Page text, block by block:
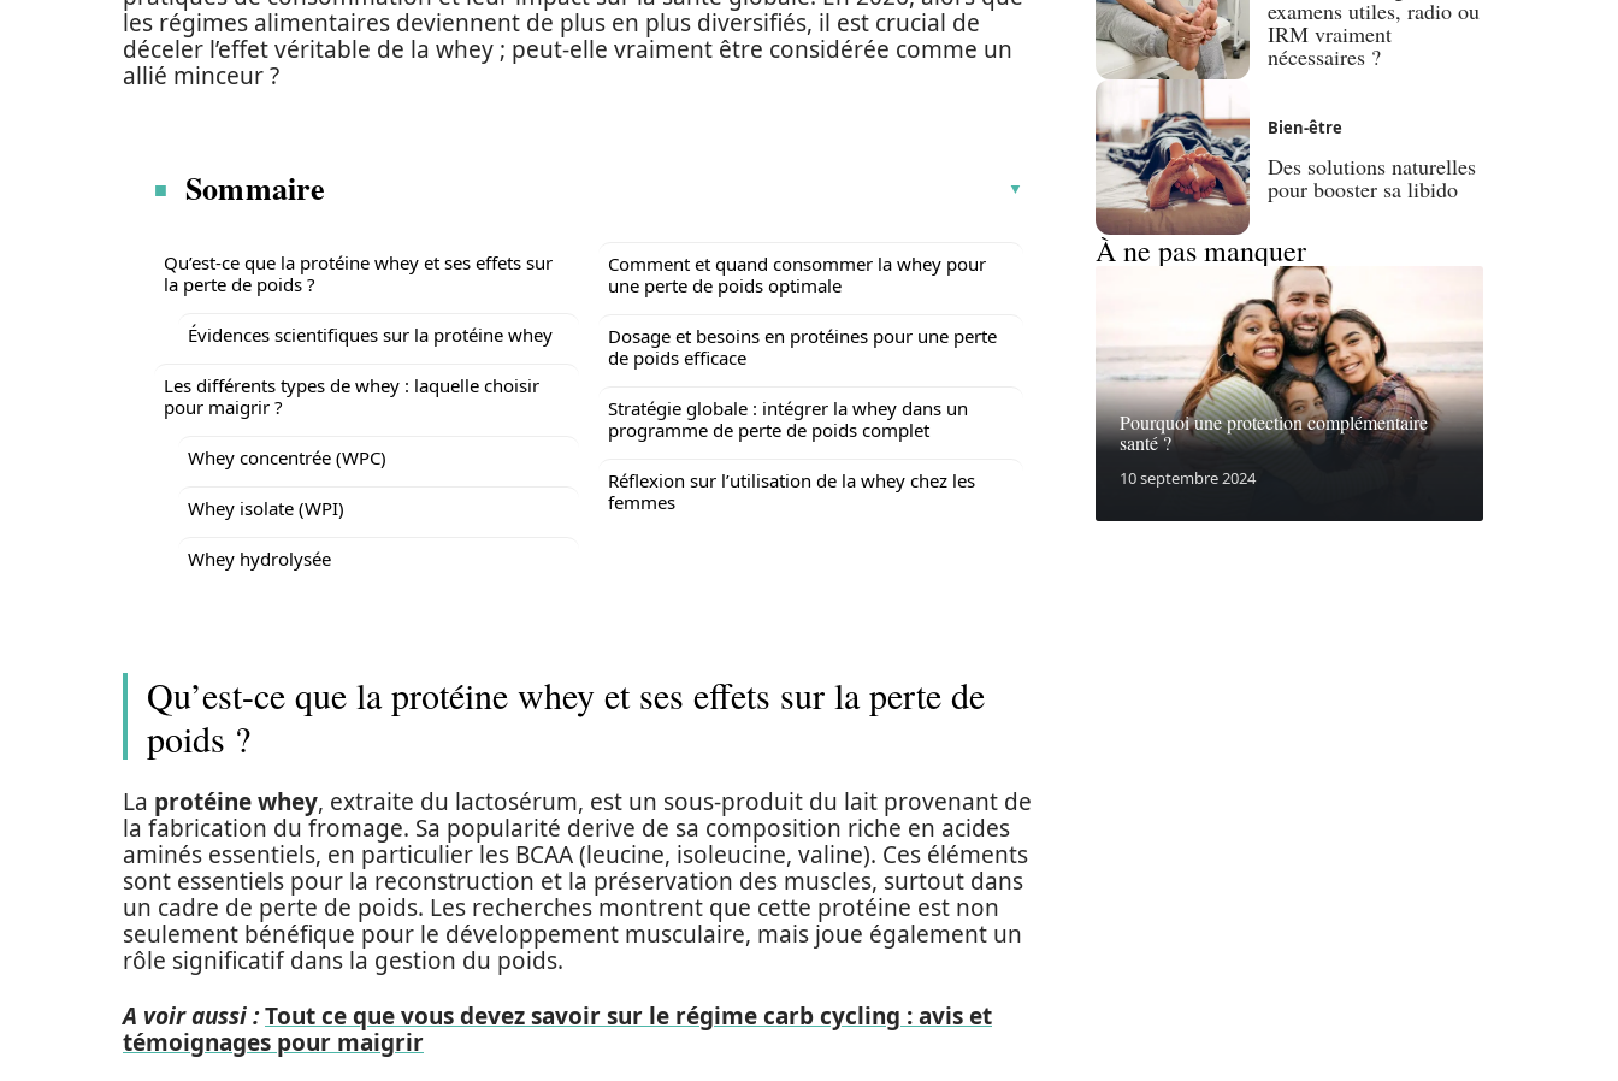
les régimes alimentaires deviennent de plus en plus diversifiés, il est crucial de
déceler l’effet véritable de la whey ; peut-elle vraiment être considérée comme un
allié minceur ?
Sommaire
Qu’est-ce que la protéine whey et ses effets sur
la perte de poids ?
Évidences scientifiques sur la protéine whey
Les différents types de whey : laquelle choisir
pour maigrir ?
Whey concentrée (WPC)
Whey isolate (WPI)
Whey hydrolysée
Comment et quand consommer la whey pour
une perte de poids optimale
Dosage et besoins en protéines pour une perte
de poids efficace
Stratégie globale : intégrer la whey dans un
programme de perte de poids complet
Réflexion sur l’utilisation de la whey chez les
femmes
Qu’est-ce que la protéine whey et ses effets sur la perte de
poids ?
La protéine whey, extraite du lactosérum, est un sous-produit du lait provenant de
la fabrication du fromage. Sa popularité derive de sa composition riche en acides
aminés essentiels, en particulier les BCAA (leucine, isoleucine, valine). Ces éléments
sont essentiels pour la reconstruction et la préservation des muscles, surtout dans
un cadre de perte de poids. Les recherches montrent que cette protéine est non
seulement bénéfique pour le développement musculaire, mais joue également un
rôle significatif dans la gestion du poids.
A voir aussi :Tout ce que vous devez savoir sur le régime carb cycling : avis et
témoignages pour maigrir
examens utiles, radio ou
IRM vraiment
nécessaires ?
Bien-être
Des solutions naturelles
pour booster sa libido
À ne pas manquer
Pourquoi une protection complémentaire
santé ?
10 septembre 2024